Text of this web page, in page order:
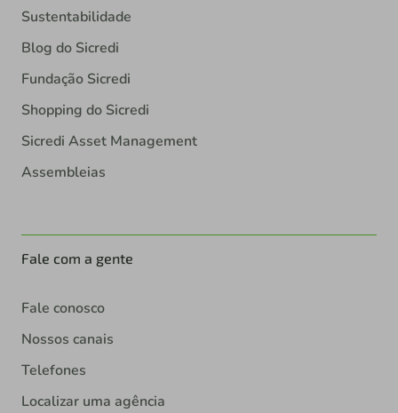
Sustentabilidade
Blog do Sicredi
Fundação Sicredi
Shopping do Sicredi
Sicredi Asset Management
Assembleias
Fale com a gente
Fale conosco
Nossos canais
Telefones
Localizar uma agência